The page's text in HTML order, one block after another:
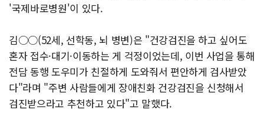
'국제바로병원'이 있다.
김○○(52세, 선학동, 뇌 병변)은 "건강검진을 하고 싶어도
혼자 접수·대기·이동하는 게 걱정이었는데, 이번 사업을 통해
전담 동행 도우미가 친절하게 도와줘서 편안하게 검사받았
다"라며 "주변 사람들에게 장애친화 건강검진을 신청해서
검진받으라고 추천하고 있다"고 말했다.